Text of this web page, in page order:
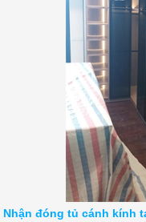
Nhận đóng tủ cánh kính